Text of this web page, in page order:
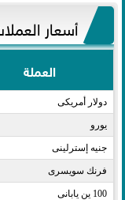
أسعار
العملة
دولار أمريكى​
يورو​
جنيه إسترلينى​
فرنك سويسرى​
100 ين يابانى​